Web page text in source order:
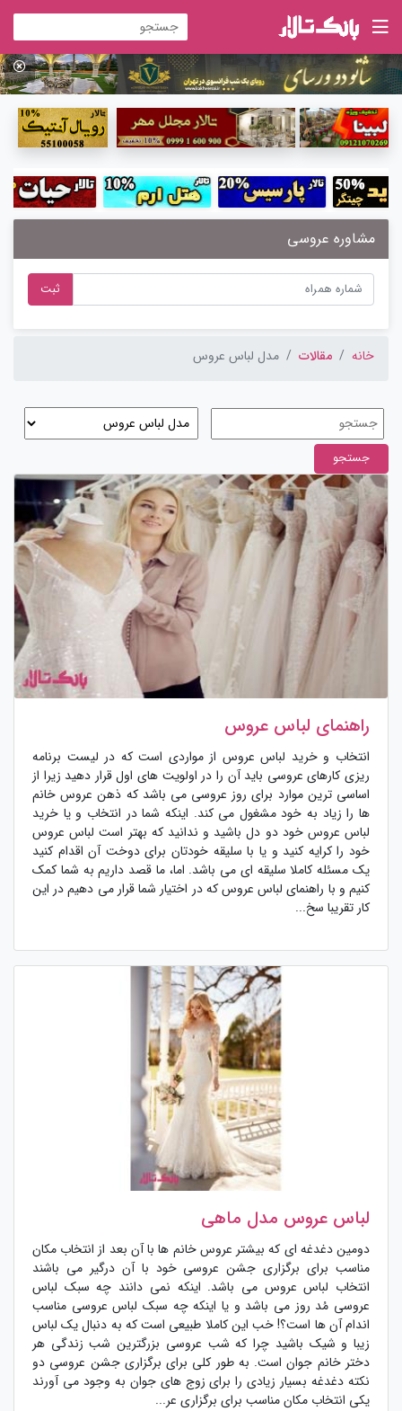
مشاوره عروسی
ثبت
خانه مقالات مدل لباس عروس
راهنمای لباس عروس
انتخاب و خرید لباس عروس از مواردی است که در لیست برنامه
ریزی کارهای عروسی باید آن را در اولویت های اول قرار دهید زیرا از
اساسی ترین موارد برای روز عروسی می باشد که ذهن عروس خانم
ها را زیاد به خود مشغول می کند. اینکه شما در انتخاب و یا خرید
لباس عروس خود دو دل باشید و ندانید که بهتر است لباس عروس
خود را کرایه کنید و یا با سلیقه خودتان برای دوخت آن اقدام کنید
یک مسئله کاملا سلیقه ای می باشد. اما، ما قصد داریم به شما کمک
کنیم و با راهنمای لباس عروس که در اختیار شما قرار می دهیم در این
کار تقریبا سخ...
لباس عروس مدل ماهی
دومین دغدغه ای که بیشتر عروس خانم ها با آن بعد از انتخاب مکان
مناسب برای برگزاری جشن عروسی خود با آن درگیر می باشند
انتخاب لباس عروس می باشد. اینکه نمی دانند چه سبک لباس
عروسی مُد روز می باشد و یا اینکه چه سبک لباس عروسی مناسب
اندام آن ها است؟! خب این کاملا طبیعی است که به دنبال یک لباس
زیبا و شیک باشید چرا که شب عروسی بزرگترین شب زندگی هر
دختر خانم جوان است. به طور کلی برای برگزاری جشن عروسی دو
نکته دغدغه بسیار زیادی را برای زوج های جوان به وجود می آورند
یکی انتخاب مکان مناسب برای برگزاری عر...